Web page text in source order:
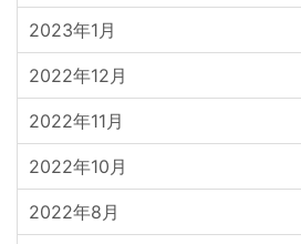
2023年1月
2022年12月
2022年11月
2022年10月
2022年8月